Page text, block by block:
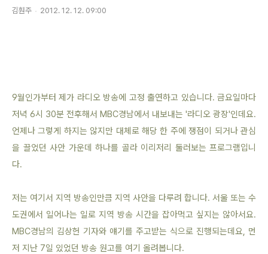
김훤주 2012. 12. 12. 09:00
9월인가부터 제가 라디오 방송에 고정 출연하고 있습니다. 금요일마다
저녁 6시 30분 전후해서 MBC경남에서 내보내는 '라디오 광장'인데요.
언제나 그렇게 하지는 않지만 대체로 해당 한 주에 쟁점이 되거나 관심
을 끌었던 사안 가운데 하나를 골라 이리저리 둘러보는 프로그램입니
다.
저는 여기서 지역 방송인만큼 지역 사안을 다루려 합니다. 서울 또는 수
도권에서 일어나는 일로 지역 방송 시간을 잡아먹고 싶지는 않아서요.
MBC경남의 김상헌 기자와 얘기를 주고받는 식으로 진행되는데요, 먼
저 지난 7일 있었던 방송 원고를 여기 올려봅니다.